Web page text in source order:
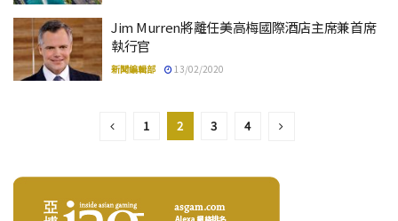
Jim Murren將離任美高梅國際酒店主席兼首席
執行官
新聞編輯部 13/02/2020
1 2 3 4